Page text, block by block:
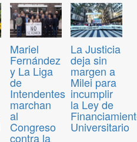
Mariel
Fernández
y La Liga
de
Intendentes
marchan
al
Congreso
contra la
La Justicia
deja sin
margen a
Milei para
incumplir
la Ley de
Universitario